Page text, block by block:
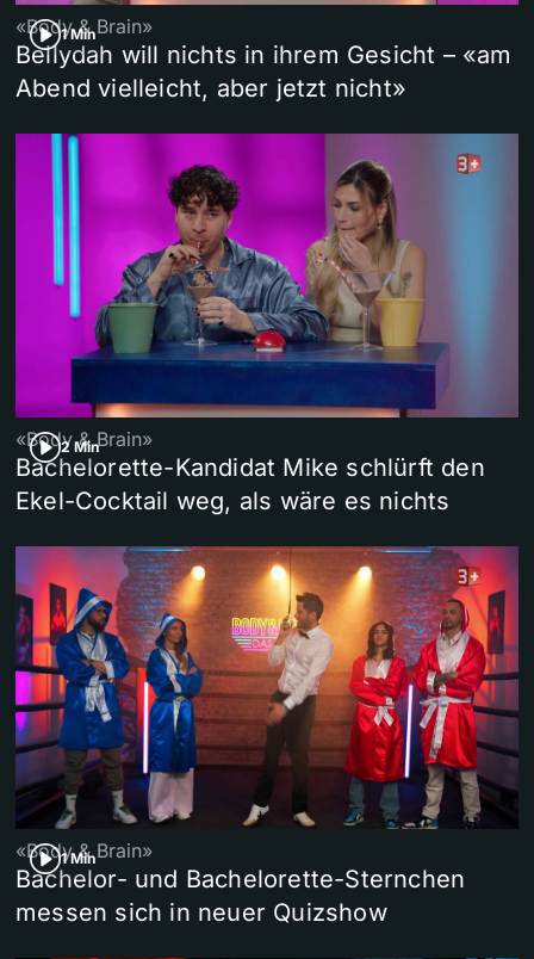
1 Min
«Body & Brain»
Bellydah will nichts in ihrem Gesicht – «am
Abend vielleicht, aber jetzt nicht»
2 Min
«Body & Brain»
Bachelorette-Kandidat Mike schlürft den
Ekel-Cocktail weg, als wäre es nichts
1 Min
«Body & Brain»
Bachelor- und Bachelorette-Sternchen
messen sich in neuer Quizshow